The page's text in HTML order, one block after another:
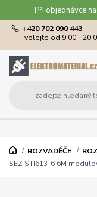
Při objednávce
+420 702 090 443
volejte od 9,00 -
ROZVADĚČE
SEZ STI613-6 6M